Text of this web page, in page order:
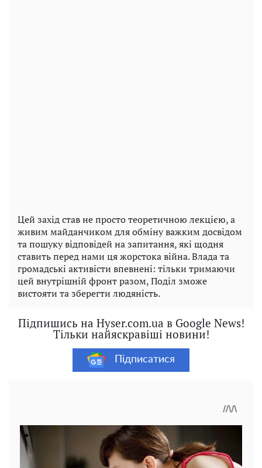
Цей захід став не просто теоретичною лекцією, а
живим майданчиком для обміну важким досвідом
та пошуку відповідей на запитання, які щодня
ставить перед нами ця жорстока війна. Влада та
громадські активісти впевнені: тільки тримаючи
цей внутрішній фронт разом, Поділ зможе
вистояти та зберегти людяність.
Підпишись на Hyser.com.ua в Google News!
Тільки найяскравіші новини!
Підписатися